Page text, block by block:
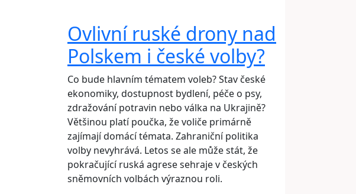
Ovlivní ruské drony nad
Polskem i české volby?
Co bude hlavním tématem voleb? Stav české
ekonomiky, dostupnost bydlení, péče o psy,
zdražování potravin nebo válka na Ukrajině?
Většinou platí poučka, že voliče primárně
zajímají domácí témata. Zahraniční politika
volby nevyhrává. Letos se ale může stát, že
pokračující ruská agrese sehraje v českých
sněmovních volbách výraznou roli.